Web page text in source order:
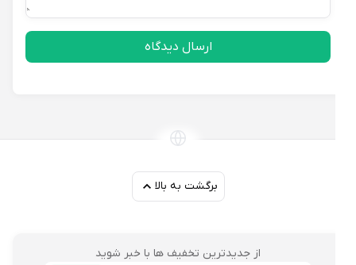
ارسال دیدگاه
برگشت به بالا
از جدیدترین تخفیف ها با خبر شوید